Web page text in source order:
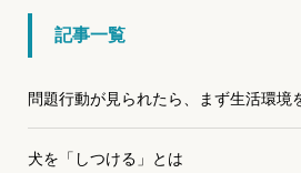
記事一覧
問題行動が見られたら、まず生活環境
犬を「しつける」とは